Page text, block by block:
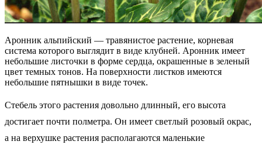
Аронник альпийский — травянистое растение, корневая
система которого выглядит в виде клубней. Аронник имеет
небольшие листочки в форме сердца, окрашенные в зеленый
цвет темных тонов. На поверхности листков имеются
небольшие пятнышки в виде точек.
Стебель этого растения довольно длинный, его высота
достигает почти полметра. Он имеет светлый розовый окрас,
а на верхушке растения располагаются маленькие